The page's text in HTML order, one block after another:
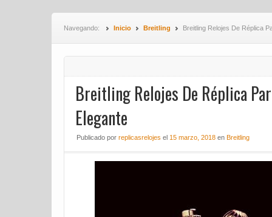
Navegando: Inicio Breitling Breitling Relojes De Réplica
Breitling Relojes De Réplica
Elegante
Publicado por replicasrelojes el 15 marzo, 2018 en Breitling